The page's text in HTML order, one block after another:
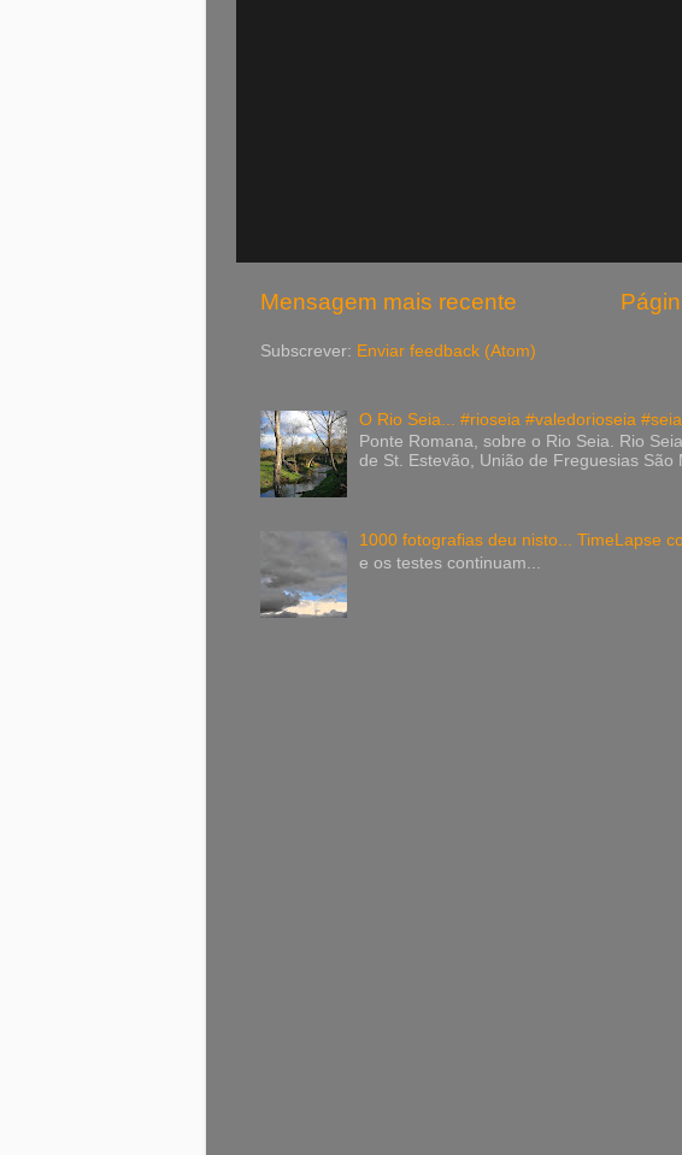
Mensagem mais recente
Subscrever: Enviar feedback (Atom)
O Rio Seia... #rioseia #valedorioseia #seia
Ponte Romana, sobre o Rio Seia. Rio
de St. Estevão, União de Freguesias São
1000 fotografias deu nisto... TimeLapse
e os testes continuam...